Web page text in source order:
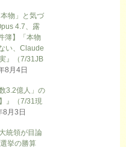
物」と気づ
4.7、露
簿】「本物
い、Claude
』（7/31JB
8月4日
3.2億人」の
』（7/31現
8月3日
統領が目論
挙の勝算